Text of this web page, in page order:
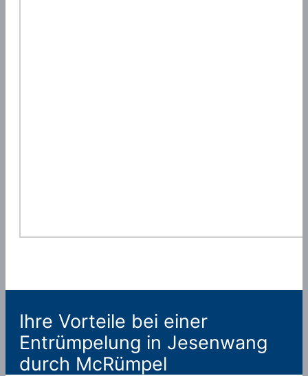
Ihre Vorteile bei einer
Entrümpelung in Jesenwang
durch McRümpel